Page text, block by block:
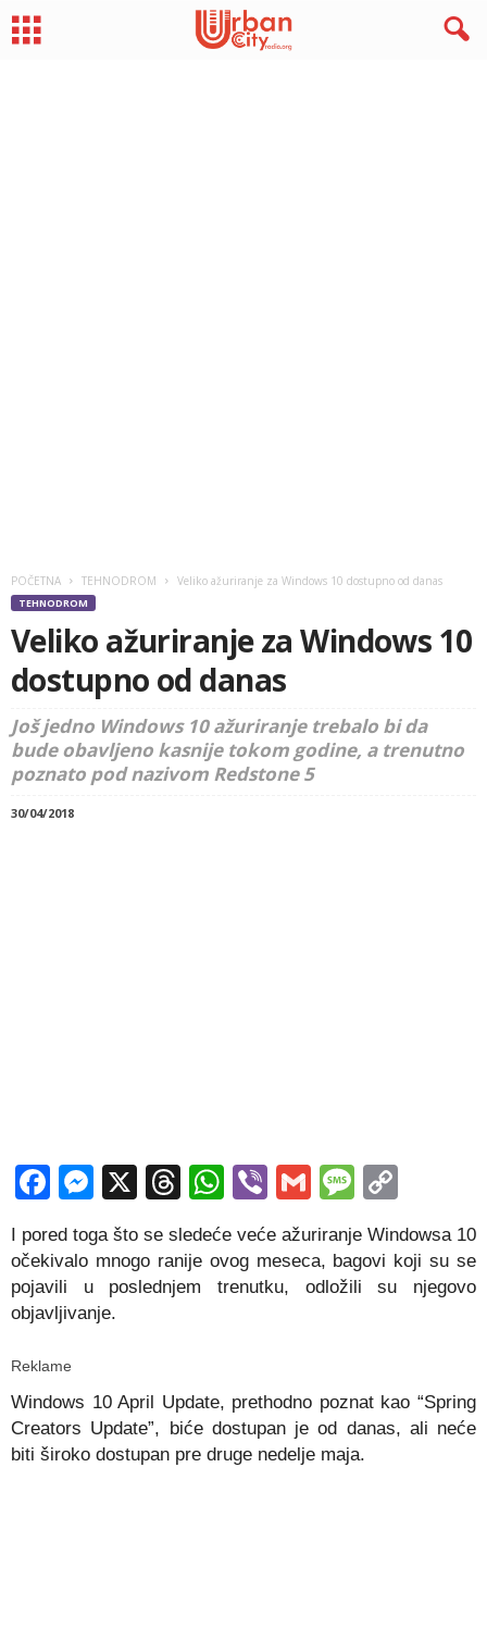
POČETNA TEHNODROM Veliko ažuriranje za Windows 10 dostupno od danas
TEHNODROM
Veliko ažuriranje za Windows 10
dostupno od danas
Još jedno Windows 10 ažuriranje trebalo bi da
bude obavljeno kasnije tokom godine, a trenutno
poznato pod nazivom Redstone 5
30/04/2018
Facebook
Messenger
X Threads
WhatsApp
ViberGmail
I pored toga što se sledeće veće ažuriranje Windowsa 10
očekivalo mnogo ranije ovog meseca, bagovi koji su se
pojavili u poslednjem trenutku, odložili su njegovo
objavljivanje.
Reklame
Windows 10 April Update, prethodno poznat kao “Spring
Creators Update”, biće dostupan je od danas, ali neće
biti široko dostupan pre druge nedelje maja.